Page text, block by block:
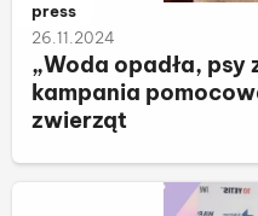
Należy do kategorii:
press
26.11.2024
„Woda opadła, psy
kampania
zwierząt